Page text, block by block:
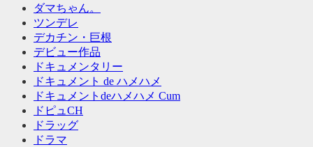
ダマちゃん。
ツンデレ
デカチン・巨根
デビュー作品
ドキュメンタリー
ドキュメント de ハメハメ
ドキュメントdeハメハメ Cum
ドピュCH
ドラッグ
ドラマ